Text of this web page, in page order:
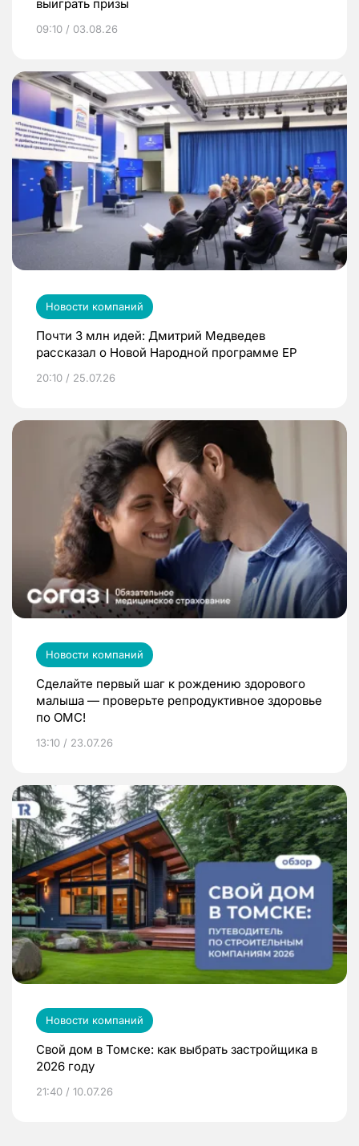
выиграть призы
09:10 / 03.08.26
Новости компаний
Почти 3 млн идей: Дмитрий Медведев
рассказал о Новой Народной программе ЕР
20:10 / 25.07.26
Новости компаний
Сделайте первый шаг к рождению здорового
малыша — проверьте репродуктивное здоровье
по ОМС!
13:10 / 23.07.26
Новости компаний
Свой дом в Томске: как выбрать застройщика в
2026 году
21:40 / 10.07.26